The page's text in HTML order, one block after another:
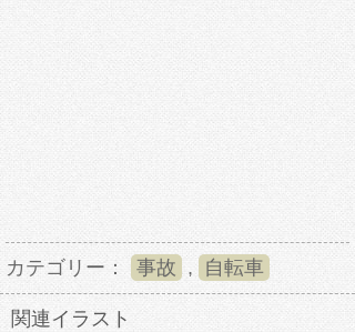
カテゴリー： 事故 , 自転車
関連イラスト